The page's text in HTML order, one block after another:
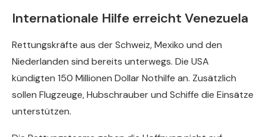
Internationale Hilfe erreicht Venezuela
Rettungskräfte aus der Schweiz, Mexiko und den
Niederlanden sind bereits unterwegs. Die USA
kündigten 150 Millionen Dollar Nothilfe an. Zusätzlich
sollen Flugzeuge, Hubschrauber und Schiffe die Einsätze
unterstützen.